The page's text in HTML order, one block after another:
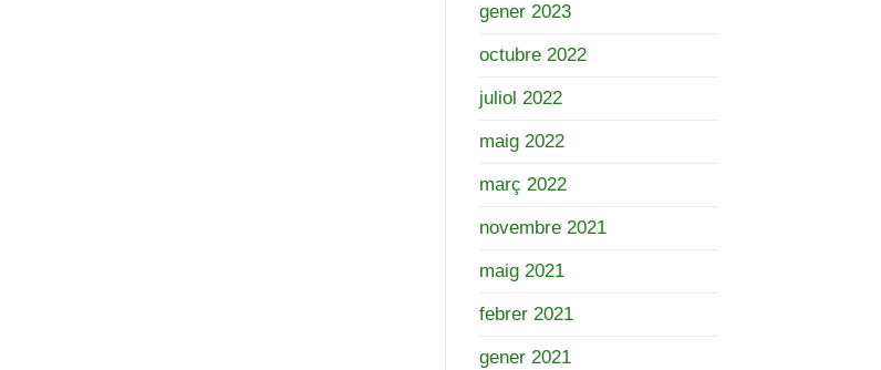
gener 2023
octubre 2022
juliol 2022
maig 2022
març 2022
novembre 2021
maig 2021
febrer 2021
gener 2021